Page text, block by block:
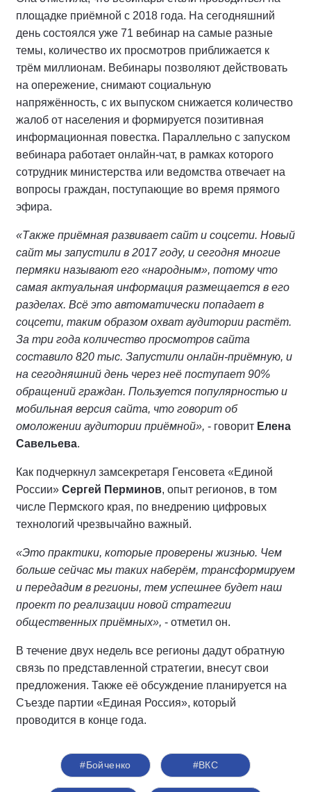
площадке приёмной с 2018 года. На сегодняшний
день состоялся уже 71 вебинар на самые разные
темы, количество их просмотров приближается к
трём миллионам. Вебинары позволяют действовать
на опережение, снимают социальную
напряжённость, с их выпуском снижается количество
жалоб от населения и формируется позитивная
информационная повестка. Параллельно с запуском
вебинара работает онлайн-чат, в рамках которого
сотрудник министерства или ведомства отвечает на
вопросы граждан, поступающие во время прямого
эфира.
«Также приёмная развивает сайт и соцсети. Новый
сайт мы запустили в 2017 году, и сегодня многие
пермяки называют его «народным», потому что
самая актуальная информация размещается в его
разделах. Всё это автоматически попадает в
соцсети, таким образом охват аудитории растёт.
За три года количество просмотров сайта
составило 820 тыс. Запустили онлайн-приёмную, и
на сегодняшний день через неё поступает 90%
обращений граждан. Пользуется популярностью и
мобильная версия сайта, что говорит об
омоложении аудитории приёмной», - говорит Елена
Савельева.
Как подчеркнул замсекретаря Генсовета «Единой
России» Сергей Перминов, опыт регионов, в том
числе Пермского края, по внедрению цифровых
технологий чрезвычайно важный.
«Это практики, которые проверены жизнью. Чем
больше сейчас мы таких наберём, трансформируем
и передадим в регионы, тем успешнее будет наш
проект по реализации новой стратегии
общественных приёмных», - отметил он.
В течение двух недель все регионы дадут обратную
связь по представленной стратегии, внесут свои
предложения. Также её обсуждение планируется на
Съезде партии «Единая Россия», который
проводится в конце года.
#Бойченко #ВКС